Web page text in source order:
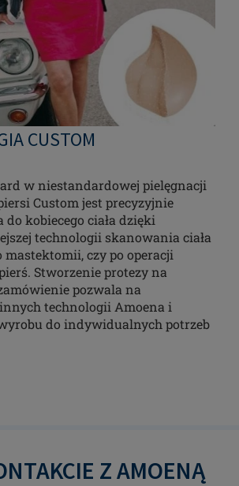
CUSTOM
w niestandardowej pielęgnacji
Custom jest precyzyjnie
kobiecego ciała dzięki
technologii skanowania ciała
mastektomii, czy po operacji
Stworzenie protezy na
pozwala na
technologii Amoena i
do indywidualnych potrzeb
Z AMOENĄ